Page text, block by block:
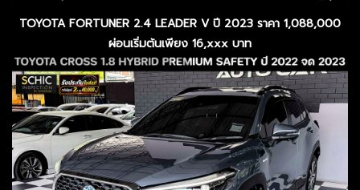
TOYOTA FORTUNER 2.4 LEADER V ปี 2023 ราคา 1,088,000
ผ่อนเริ่มต้นเพียง 16,xxx บาท